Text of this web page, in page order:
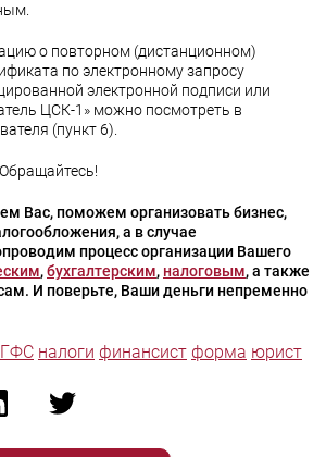
о повторном (дистанционном)
по электронному запросу
электронной подписи или
ЦСК-1» можно посмотреть в
(пункт 6).
Вас, поможем организовать бизнес,
а в случае
процесс организации Вашего
,бухгалтерским, налоговым, а также
И поверьте, Ваши деньги непременно
ГФС налоги финансист форма юрист